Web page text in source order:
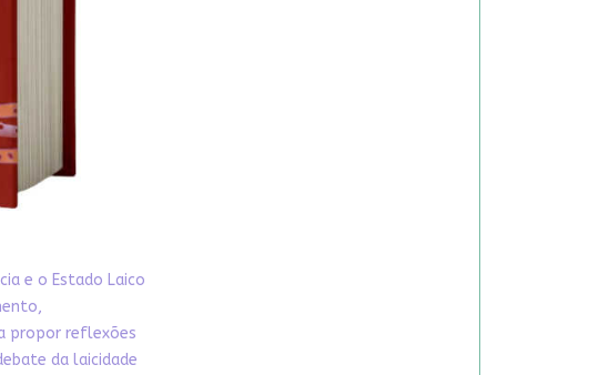
e o Estado Laico
propor reflexões
da laicidade